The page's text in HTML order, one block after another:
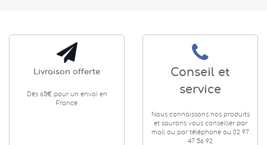
Livraison offerte
Dès 65€ pour un envoi en
France
Conseil et
service
Nous connaissons nos produits
et saurons vous conseiller par
mail ou par téléphone au 02 97
47 56 92